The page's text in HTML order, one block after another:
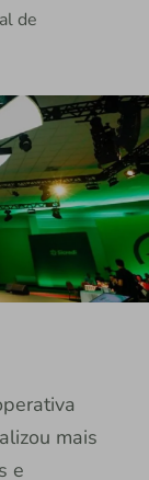
de
mais
e